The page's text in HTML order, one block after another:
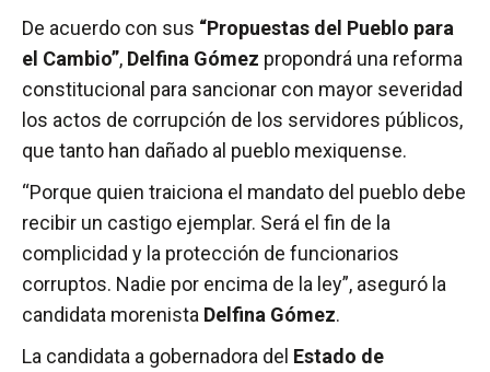
De acuerdo con sus “Propuestas del Pueblo para
el Cambio”, Delfina Gómez propondrá una reforma
constitucional para sancionar con mayor severidad
los actos de corrupción de los servidores públicos,
que tanto han dañado al pueblo mexiquense.
“Porque quien traiciona el mandato del pueblo debe
recibir un castigo ejemplar. Será el fin de la
complicidad y la protección de funcionarios
corruptos. Nadie por encima de la ley”, aseguró la
candidata morenista Delfina Gómez.
La candidata a gobernadora del Estado de